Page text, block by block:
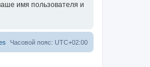
имя пользователя и
Часовой пояс: UTC+02:00